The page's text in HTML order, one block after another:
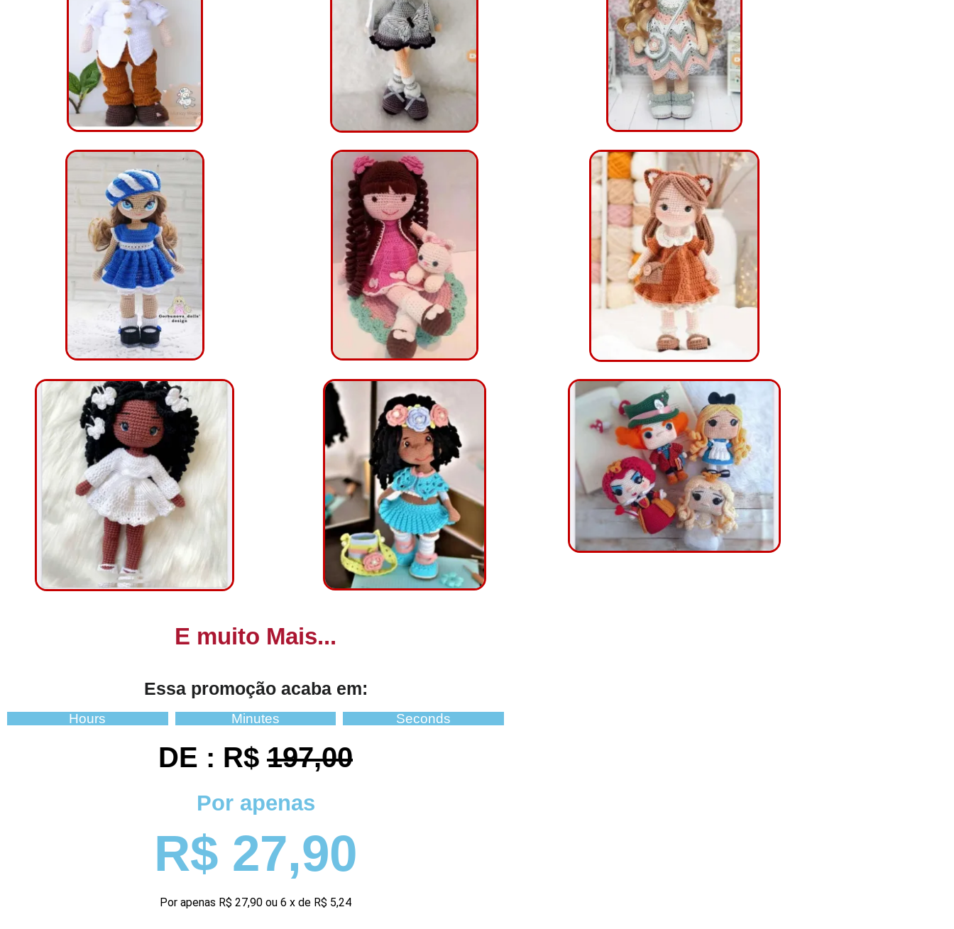
E muito Mais...
Essa promoção acaba em:
Hours Minutes Seconds
DE : R$ 197,00
Por apenas
R$ 27,90
Por apenas R$ 27,90 ou 6 x de R$ 5,24